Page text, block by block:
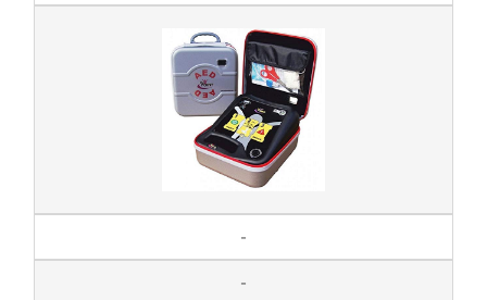
-
-